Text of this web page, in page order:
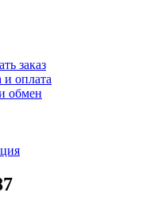
заказ
и оплата
обмен